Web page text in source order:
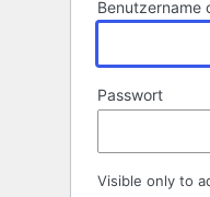
Benutzername
Passwort
Visible only to